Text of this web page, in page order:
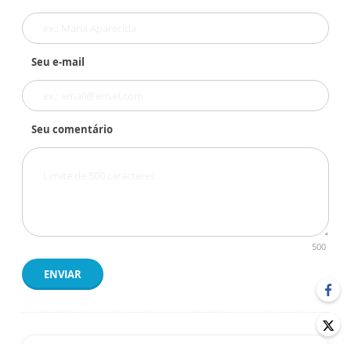
Seu e-mail
Seu comentário
500
ENVIAR